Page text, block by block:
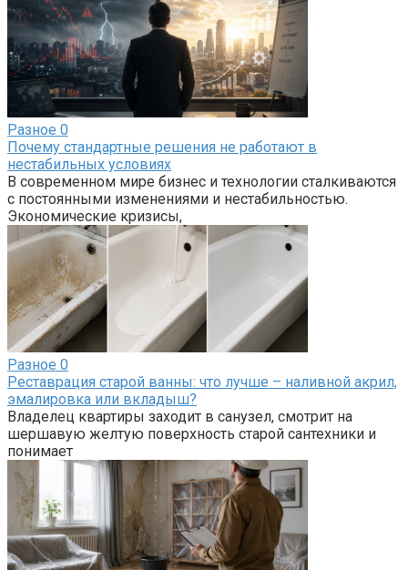
Разное 0
Почему стандартные решения не работают в
нестабильных условиях
В современном мире бизнес и технологии сталкиваются
с постоянными изменениями и нестабильностью.
Экономические кризисы,
Разное 0
Реставрация старой ванны: что лучше – наливной акрил,
эмалировка или вкладыш?
Владелец квартиры заходит в санузел, смотрит на
шершавую желтую поверхность старой сантехники и
понимает